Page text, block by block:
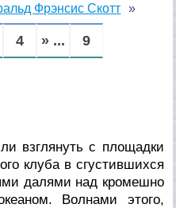
Фрэнсис Скотт
4 » ... 9
взглянуть с площадки
клуба в сгустившихся
далями над кромешно
Волнами этого,